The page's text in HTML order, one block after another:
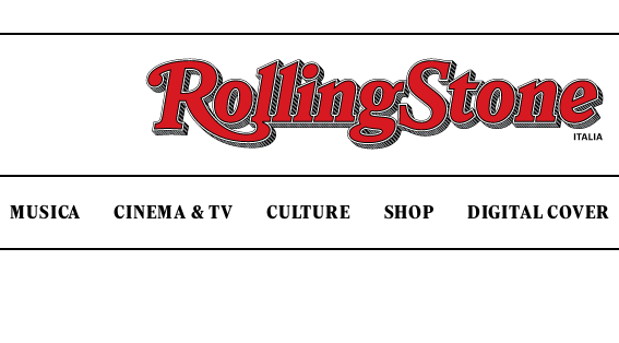
Rolling Stone Italia
MUSICA CINEMA & TV CULTURE SHOP DIGITAL COVER